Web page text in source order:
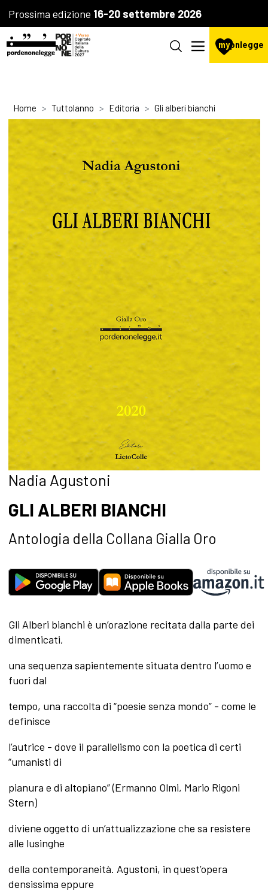
Prossima edizione 16-20 settembre 2026
mypnlegge
Home Tuttolanno Editoria Gli alberi bianchi
Nadia Agustoni
GLI ALBERI BIANCHI
Antologia della Collana Gialla Oro
Gli Alberi bianchi è un’orazione recitata dalla parte dei
dimenticati,
una sequenza sapientemente situata dentro l’uomo e
fuori dal
tempo, una raccolta di “poesie senza mondo” - come le
definisce
l’autrice - dove il parallelismo con la poetica di certi
“umanisti di
pianura e di altopiano” (Ermanno Olmi, Mario Rigoni
Stern)
diviene oggetto di un’attualizzazione che sa resistere
alle lusinghe
della contemporaneità. Agustoni, in quest’opera
densissima eppure